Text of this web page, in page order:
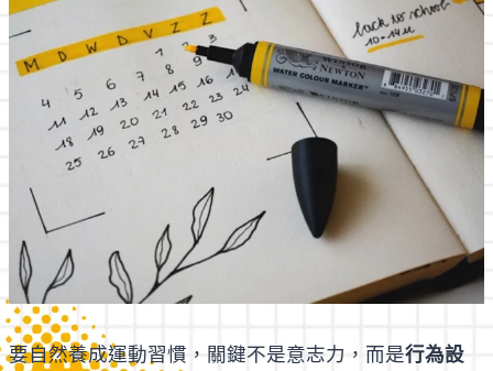
要自然養成運動習慣，關鍵不是意志力，而是行為設